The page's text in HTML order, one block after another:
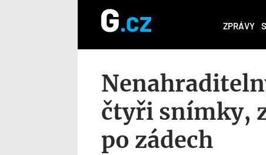
ZPRÁVY
čtyři snímky,
po zádech